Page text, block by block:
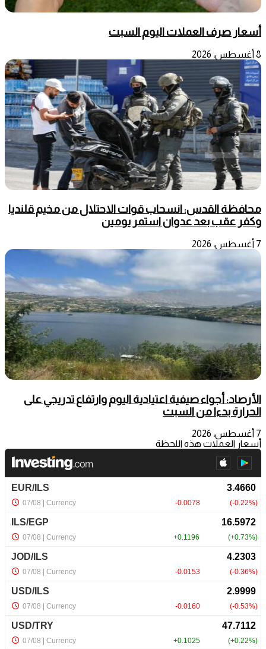
أسعار صرف العملات اليوم السبت
8 أغسطس، 2026
محافظة القدس: انسحاب قوات الاحتلال من مخيم قلنديا
وكفر عقب بعد عدوان استمر يومين
7 أغسطس، 2026
الأرصاد: أجواء صيفية اعتيادية اليوم وارتفاع تدريجي على
الحرارة بدءا من السبت
7 أغسطس، 2026
أسعار العملات هذه اللحظة